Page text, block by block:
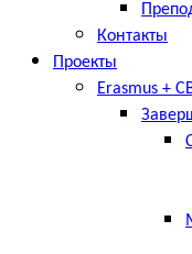
Контакты
Проекты
Erasmus +